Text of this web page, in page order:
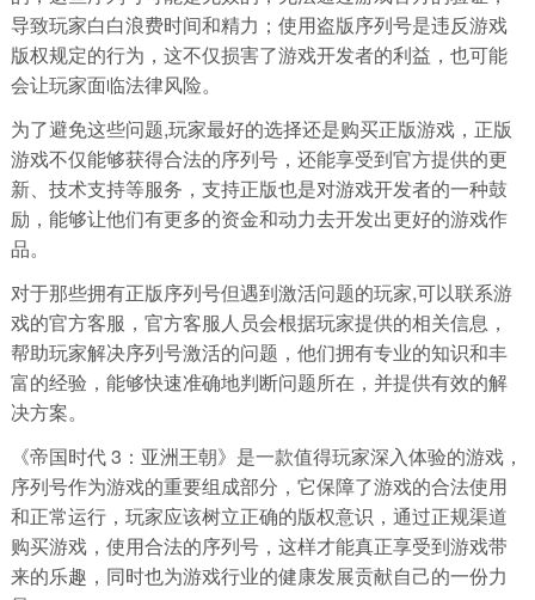
导致玩家白白浪费时间和精力；使用盗版序列号是违反游戏
版权规定的行为，这不仅损害了游戏开发者的利益，也可能
会让玩家面临法律风险。
为了避免这些问题,玩家最好的选择还是购买正版游戏，正版
游戏不仅能够获得合法的序列号，还能享受到官方提供的更
新、技术支持等服务，支持正版也是对游戏开发者的一种鼓
励，能够让他们有更多的资金和动力去开发出更好的游戏作
品。
对于那些拥有正版序列号但遇到激活问题的玩家,可以联系游
戏的官方客服，官方客服人员会根据玩家提供的相关信息，
帮助玩家解决序列号激活的问题，他们拥有专业的知识和丰
富的经验，能够快速准确地判断问题所在，并提供有效的解
决方案。
《帝国时代 3：亚洲王朝》是一款值得玩家深入体验的游戏，
序列号作为游戏的重要组成部分，它保障了游戏的合法使用
和正常运行，玩家应该树立正确的版权意识，通过正规渠道
购买游戏，使用合法的序列号，这样才能真正享受到游戏带
来的乐趣，同时也为游戏行业的健康发展贡献自己的一份力